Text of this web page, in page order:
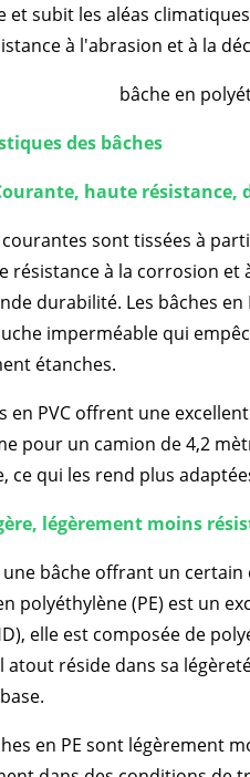
et subit les aléas
à l'abrasion et à la
des bâches
haute
courantes sont tissées à
résistance à la corrosion
durabilité. Les bâches
imperméable qui
étanches.
en PVC offrent une
pour un camion de 4,2
ce qui les rend plus
légèrement moins
une bâche offrant un
polyéthylène (PE) est un
elle est composée de
atout réside dans sa
en PE sont légèrement